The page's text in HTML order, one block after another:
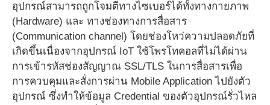
อุปกรณ์สามารถถูกโจมตีทางไซเบอร์ได้ทั้งทางกายภาพ
(Hardware) และ ทางช่องทางการสื่อสาร
(Communication channel) โดยช่องโหว่ความปลอดภัยที่
เกิดขึ้นเนื่องจากอุปกรณ์ IoT ใช้โพรโทคอลที่ไม่ได้ผ่าน
การเข้ารหัสช่องสัญญาณ SSL/TLS ในการสื่อสารเพื่อ
การควบคุมและสั่งการผ่าน Mobile Application ไปยังตัว
อุปกรณ์ ซึ่งทำให้ข้อมูล Credential ของตัวอุปกรณ์รั่วไหล